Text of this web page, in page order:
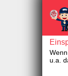
u.a.